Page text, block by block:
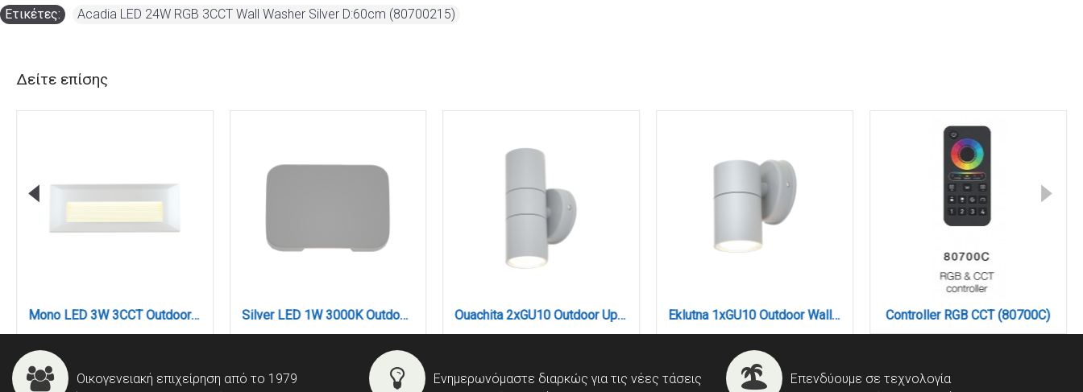
Ετικέτες: Acadia LED 24W RGB 3CCT Wall Washer Silver D:60cm (80700215)
Δείτε επίσης
Mono LED 3W 3CCT Outdoor Wall Lamp White D:22cmx2.8cm (80201720) Silver LED 1W 3000K Outdoor Wall Lamp Grey D:5cmx7cm (80202430) Ouachita 2xGU10 Outdoor Up-Down Wall Lamp Grey D15.2cmx11.3cm (80200634) Eklutna 1xGU10 Outdoor Wall Lamp Grey D:11.3cmx11.3cm (80200534) Controller RGB CCT (80700C)
Οικογενειακή επιχείρηση από το 1979
Ενημερωνόμαστε διαρκώς για τις νέες τάσεις
Επενδύουμε σε τεχνολογία